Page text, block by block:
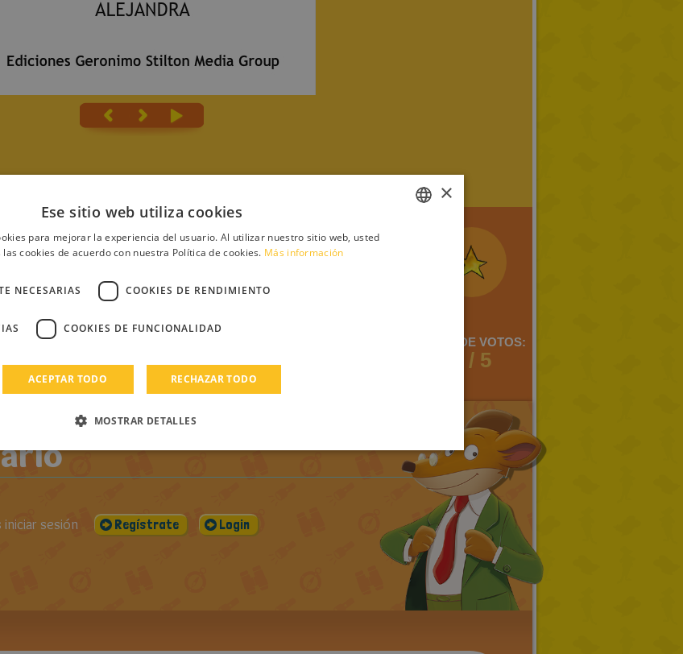
DRIA
27-06-2016 1258
MEDIA DE VOTOS:
2 / 5
sesión Regístrate Login
TURKISH
DUTCH
CATALAN
×
Ese sitio web utiliza cookies
para mejorar la experiencia del usuario. Al utilizar nuestro sitio web, usted
cookies de acuerdo con nuestra Política de cookies. Más información
NECESARIAS COOKIES DE RENDIMIENTO
COOKIES DE FUNCIONALIDAD
ACEPTAR TODO RECHAZAR TODO
MOSTRAR DETALLES